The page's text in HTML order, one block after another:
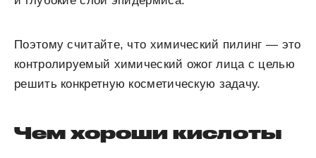
Поэтому считайте, что химический пилинг — это
контролируемый химический ожог лица с целью
решить конкретную косметическую задачу.
Чем хороши кислоты